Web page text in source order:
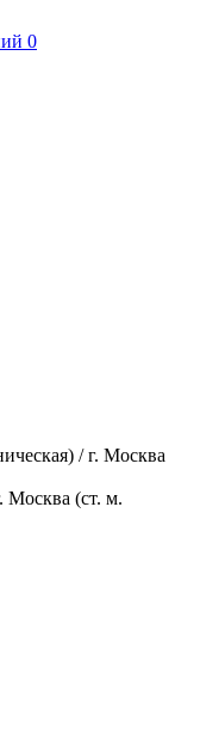
0
/ г. Москва
Москва (ст. м.